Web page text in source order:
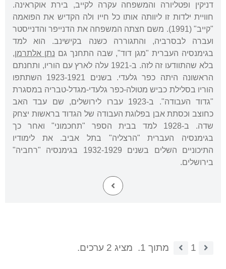
דניקין ופטליורה והמשפחה עקרה לקייב, בירת אוקראינה.
חוויית ילדות זו ליוותה אותו כל חייו ולה הקדיש את הפואמה
"קייב" (1991). משם חצתה המשפחה את הדנייפר והדנייסטר
ועברה לבסרביה, והתגוררה כשנה בקישינב. הוא למד
בגימנסיה העברית "מגן דוד", שבה התחנך גם נתן אלתרמן,
בלא שהתוודעו זה לזה. ב-1921 עלה לארץ עם הוריו, ותחנתם
הראשונה היתה כפר גלעדי. בשנים 1923-1921 השתתפו
הוריו בסלילת כביש מטולה-כפר גלעדי-מגדל-טבריה במסגרת
"גדוד העבודה". ב-1923 עברו לירושלים, שם עבד האב
כחוצב וכסתת אבן בפלוגת העבודה של הגדוד בראשות יצחק
שדה. ב-1928 למד בבית הספר "תחכמוני" ואחר כך
בגימנסיה העברית "הרצליה" בתל אביב. את לימודיו
התיכוניים השלים בשנים 1932-1929 בגימנסיה "רחביה"
בירושלים.
1 מתוך 1. מציג 2 ערכים.